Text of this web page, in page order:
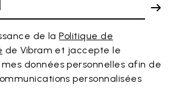
de laPolitique de
de Vibram et jaccepte le
données personnelles afin de
personnalisées